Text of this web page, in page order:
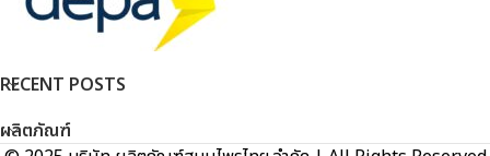
RECENT POSTS
ผลิตภัณฑ์